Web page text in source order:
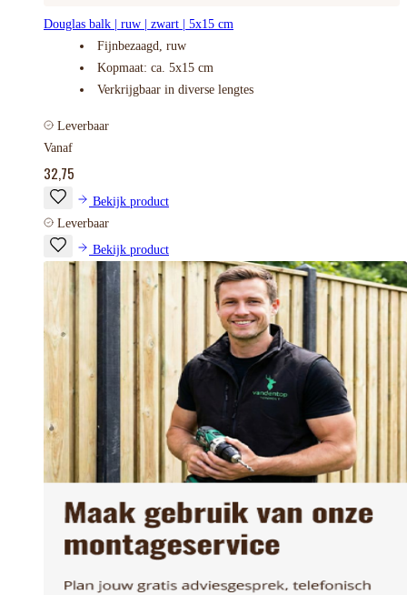
Douglas balk | ruw | zwart | 5x15 cm
Fijnbezaagd, ruw
Kopmaat: ca. 5x15 cm
Verkrijgbaar in diverse lengtes
Leverbaar
Vanaf
32,75
Bekijk product
Leverbaar
Bekijk product